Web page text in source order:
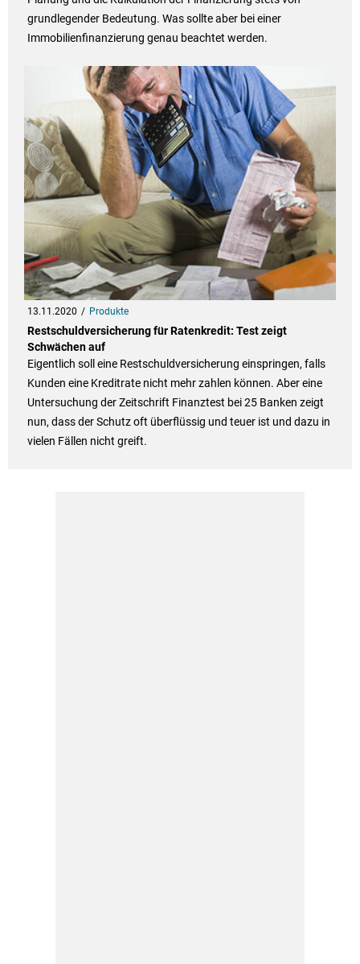
grundlegender Bedeutung. Was sollte aber bei einer
Immobilienfinanzierung genau beachtet werden.
13.11.2020 Produkte
Restschuldversicherung für Ratenkredit: Test zeigt
Schwächen auf
Eigentlich soll eine Restschuldversicherung einspringen, falls
Kunden eine Kreditrate nicht mehr zahlen können. Aber eine
Untersuchung der Zeitschrift Finanztest bei 25 Banken zeigt
nun, dass der Schutz oft überflüssig und teuer ist und dazu in
vielen Fällen nicht greift.